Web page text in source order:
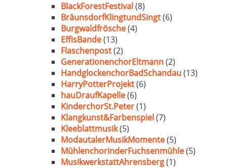
BlackForestFestival(8)
BräunsdorfKlingtundSingt(6)
Burgwaldfrösche(4)
EffisBande(13)
Flaschenpost(2)
GenerationenchorEltmann(2)
HandglockenchorBadSchandau(13)
HarryPotterProjekt(6)
hauDraufKapelle(6)
KinderchorSt.Peter(1)
Klangkunst&Farbenspiel(7)
Kleeblattmusik(5)
ModautalerMusikMomente(5)
MühlenchorinderFuchsenmühle(5)
MusikwerkstattAhrensberg(1)